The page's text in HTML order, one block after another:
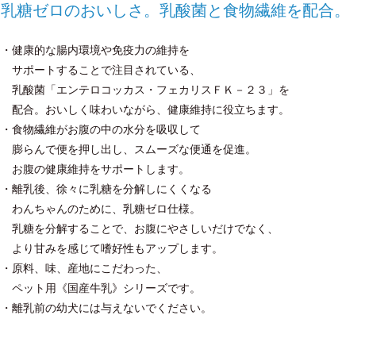
乳糖ゼロのおいしさ。乳酸菌と食物繊維を配合。
・健康的な腸内環境や免疫力の維持を
サポートすることで注目されている、
乳酸菌「エンテロコッカス・フェカリスＦＫ－２３」を
配合。おいしく味わいながら、健康維持に役立ちます。
・食物繊維がお腹の中の水分を吸収して
膨らんで便を押し出し、スムーズな便通を促進。
お腹の健康維持をサポートします。
・離乳後、徐々に乳糖を分解しにくくなる
わんちゃんのために、乳糖ゼロ仕様。
乳糖を分解することで、お腹にやさしいだけでなく、
より甘みを感じて嗜好性もアップします。
・原料、味、産地にこだわった、
ペット用《国産牛乳》シリーズです。
・離乳前の幼犬には与えないでください。